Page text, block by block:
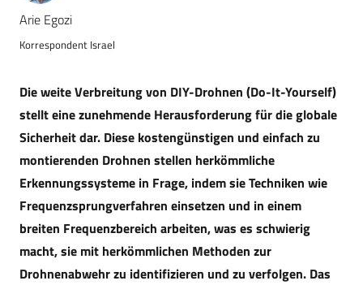
Arie Egozi
Korrespondent Israel
Die weite Verbreitung von DIY-Drohnen (Do-It-Yourself)
stellt eine zunehmende Herausforderung für die globale
Sicherheit dar. Diese kostengünstigen und einfach zu
montierenden Drohnen stellen herkömmliche
Erkennungssysteme in Frage, indem sie Techniken wie
Frequenzsprungverfahren einsetzen und in einem
breiten Frequenzbereich arbeiten, was es schwierig
macht, sie mit herkömmlichen Methoden zur
Drohnenabwehr zu identifizieren und zu verfolgen. Das